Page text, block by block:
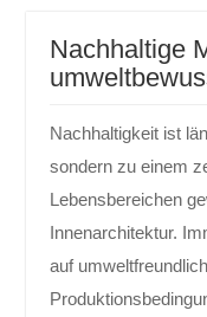
Nachhaltige
Nachhaltigkeit ist
sondern zu einem
Lebensbereichen
Innenarchitektur.
auf